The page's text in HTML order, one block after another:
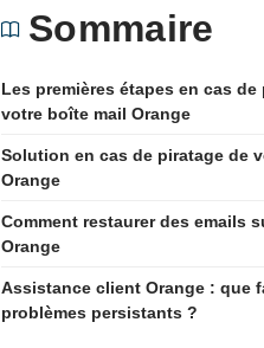
Sommaire
Les premières étapes en cas de
votre boîte mail Orange
Solution en cas de piratage de
Orange
Comment restaurer des emails
Orange
Assistance client Orange : que
problèmes persistants ?